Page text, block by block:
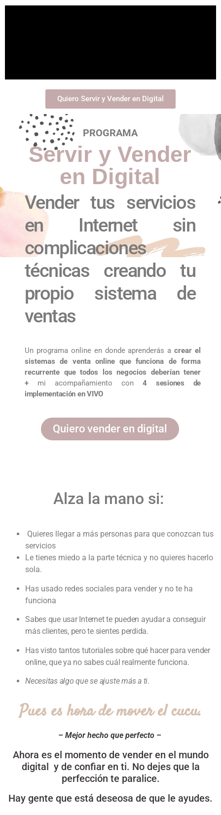
Quiero Servir y Vender en Digital
PROGRAMA
Servir y Vender
en Digital
Vender tus servicios
en Internet sin
complicaciones
técnicas creando tu
propio sistema de
ventas
Un programa online en donde aprenderás a crear el
sistemas de venta online que funciona de forma
recurrente que todos los negocios deberían tener
+ mi acompañamiento con 4
sesiones de
implementación en VIVO
Quiero vender en digital
Alza la mano si:
Quieres llegar a más personas para que conozcan tus
servicios
Le tienes miedo a la parte técnica y no quieres hacerlo
sola.
Has usado redes sociales para vender y no te ha
funciona
Sabes que usar Internet te pueden ayudar a conseguir
más clientes, pero te sientes perdida.
Has visto tantos tutoriales sobre qué hacer para vender
online, que ya no sabes cuál realmente funciona.
Necesitas algo que se ajuste más a ti.
Pues es hora de mover el cucu.
– Mejor hecho que perfecto –
Ahora es el momento de vender en el mundo
digital y de confiar en ti. No dejes que la
perfección te paralice.
Hay gente que está deseosa de que le ayudes.